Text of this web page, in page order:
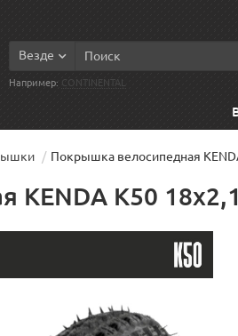
Везде
Например: CONTINENTAL
Покрышка велосипедная
K50